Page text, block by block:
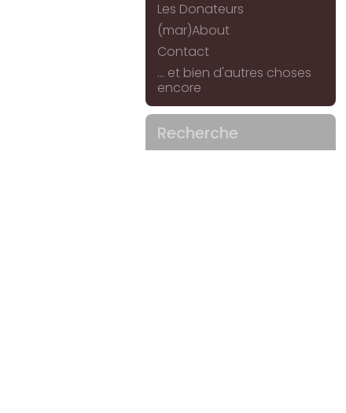
Les Donateurs
(mar)About
Contact
... et bien d'autres choses
encore
Recherche